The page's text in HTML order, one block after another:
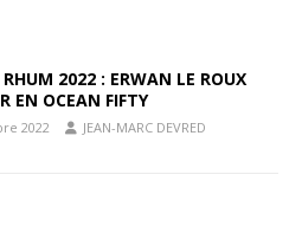
2022 : ERWAN LE ROUX
EN OCEAN FIFTY
2022 JEAN-MARC DEVRED